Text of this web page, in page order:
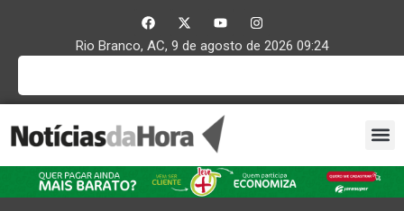
Rio Branco, AC, 9 de agosto de 2026 09:24